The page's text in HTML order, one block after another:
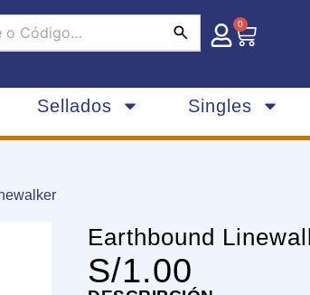
0
Carrito
Sellados Singles
Earthbound
S/1.00